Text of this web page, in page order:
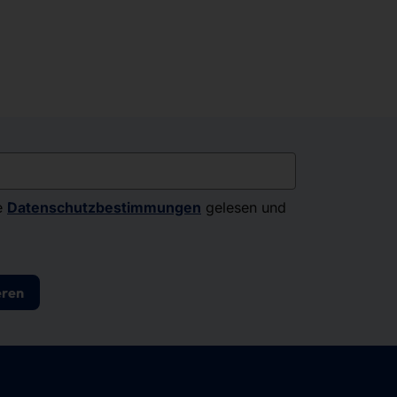
Datenschutzbestimmungen gelesen und